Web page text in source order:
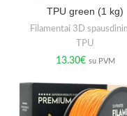
TPU green (1 kg)
Filamentai 3D
TPU
13.30€ su PVM